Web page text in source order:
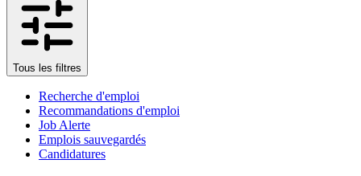
Tous les filtres
Recherche d'emploi
Recommandations d'emploi
Job Alerte
Emplois sauvegardés
Candidatures